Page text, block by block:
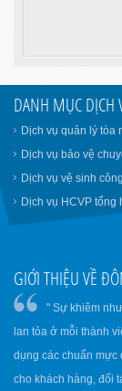
DANH MỤC DỊCH
Dịch vụ quản lý tòa
Dịch vụ bảo vệ
Dịch vụ vệ sinh
Dịch vụ HCVP tổng
GIỚI THIỆU VỀ
" Sự khiêm
lan tỏa ở mỗi thành
dụng các chuẩn mực
cho khách hàng, đối